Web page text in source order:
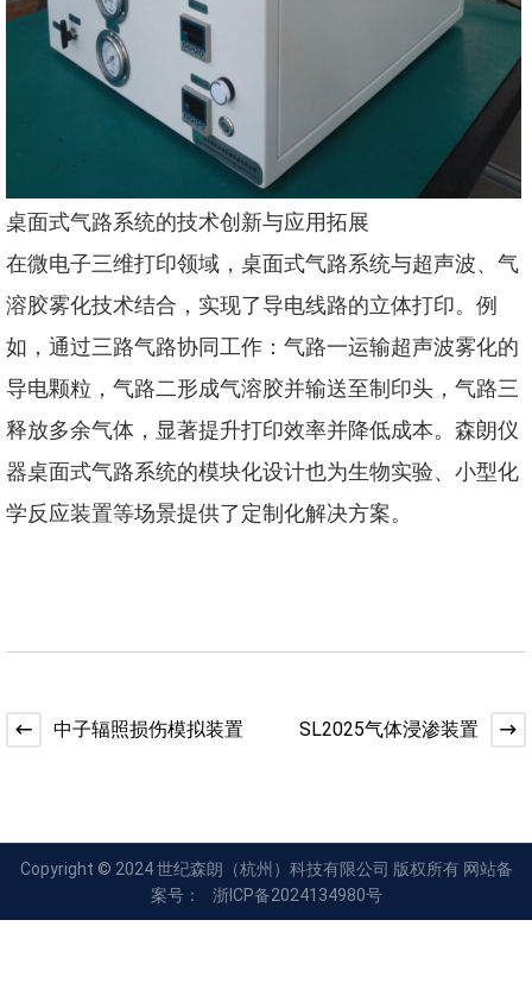
桌面式气路系统的技术创新与应用拓展
在微电子三维打印领域，桌面式气路系统与超声波、气
溶胶雾化技术结合，实现了导电线路的立体打印。例
如，通过三路气路协同工作：气路一运输超声波雾化的
导电颗粒，气路二形成气溶胶并输送至制印头，气路三
释放多余气体，显著提升打印效率并降低成本。森朗仪
器桌面式气路系统的模块化设计也为生物实验、小型化
学反应装置等场景提供了定制化解决方案。
中子辐照损伤模拟装置 SL2025气体浸渗装置
Copyright © 2024 世纪森朗（杭州）科技有限公司 版权所有 网站备
案号：
浙ICP备2024134980号